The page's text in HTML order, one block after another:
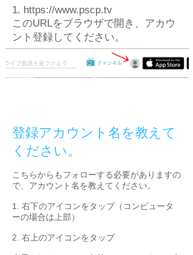
1. https://www.pscp.tv
このURLをブラウザで開き、アカウ
ント登録してください。
​登録アカウント名を教えて
ください。
こちらからもフォローする必要がありますの
で、アカウント名を教えてください。
1. 右下のアイコンをタップ（コンピュータ
ーの場合は上部）
2. 右上のアイコンをタップ